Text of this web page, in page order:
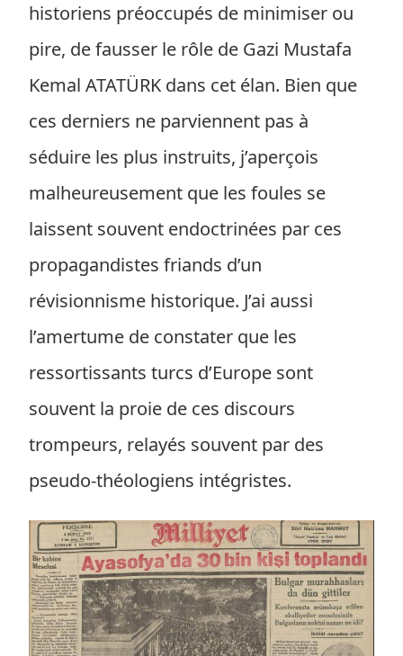
historiens préoccupés de minimiser ou
pire, de fausser le rôle de Gazi Mustafa
Kemal ATATÜRK dans cet élan. Bien que
ces derniers ne parviennent pas à
séduire les plus instruits, j’aperçois
malheureusement que les foules se
laissent souvent endoctrinées par ces
propagandistes friands d’un
révisionnisme historique. J’ai aussi
l’amertume de constater que les
ressortissants turcs d’Europe sont
souvent la proie de ces discours
trompeurs, relayés souvent par des
pseudo-théologiens intégristes.